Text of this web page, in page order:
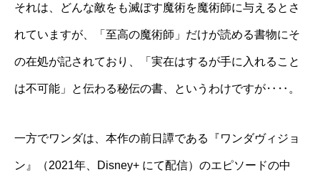
それは、どんな敵をも滅ぼす魔術を魔術師に与えるとさ
れていますが、「至高の魔術師」だけが読める書物にそ
の在処が記されており、「実在はするが手に入れること
は不可能」と伝わる秘伝の書、というわけですが‥‥。
一方でワンダは、本作の前日譚である『ワンダヴィジョ
ン』（2021年、Disney+ にて配信）のエピソードの中